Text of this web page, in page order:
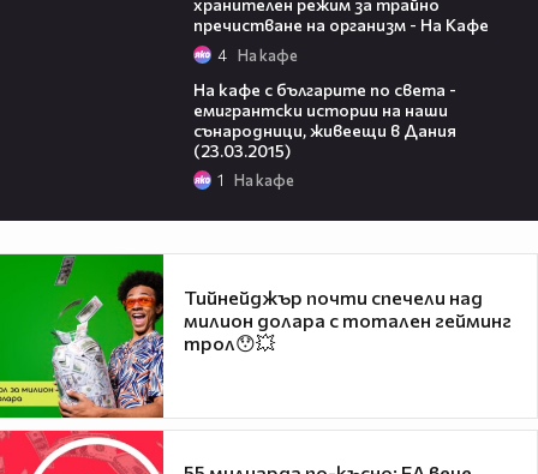
хранителен режим за трайно
пречистване на организм - На Кафе
4 На кафе
На кафе с българите по света -
емигрантски истории на наши
сънародници, живеещи в Дания
(23.03.2015)
1 На кафе
Тийнейджър почти спечели над
милион долара с тотален гейминг
трол😯💥